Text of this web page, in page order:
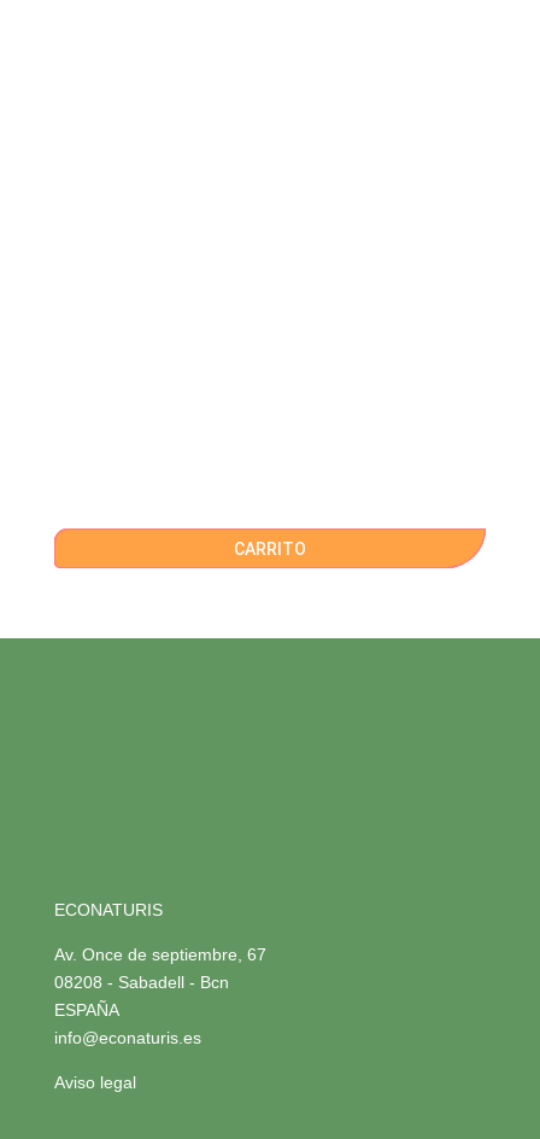
CARRITO
ECONATURIS
Av. Once de septiembre, 67
08208 - Sabadell - Bcn
ESPAÑA
info@econaturis.es
Aviso legal